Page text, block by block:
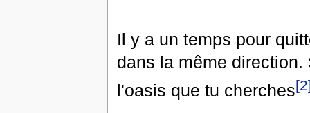
Il y a un temps pour
dans la même
l'oasis que tu cherches